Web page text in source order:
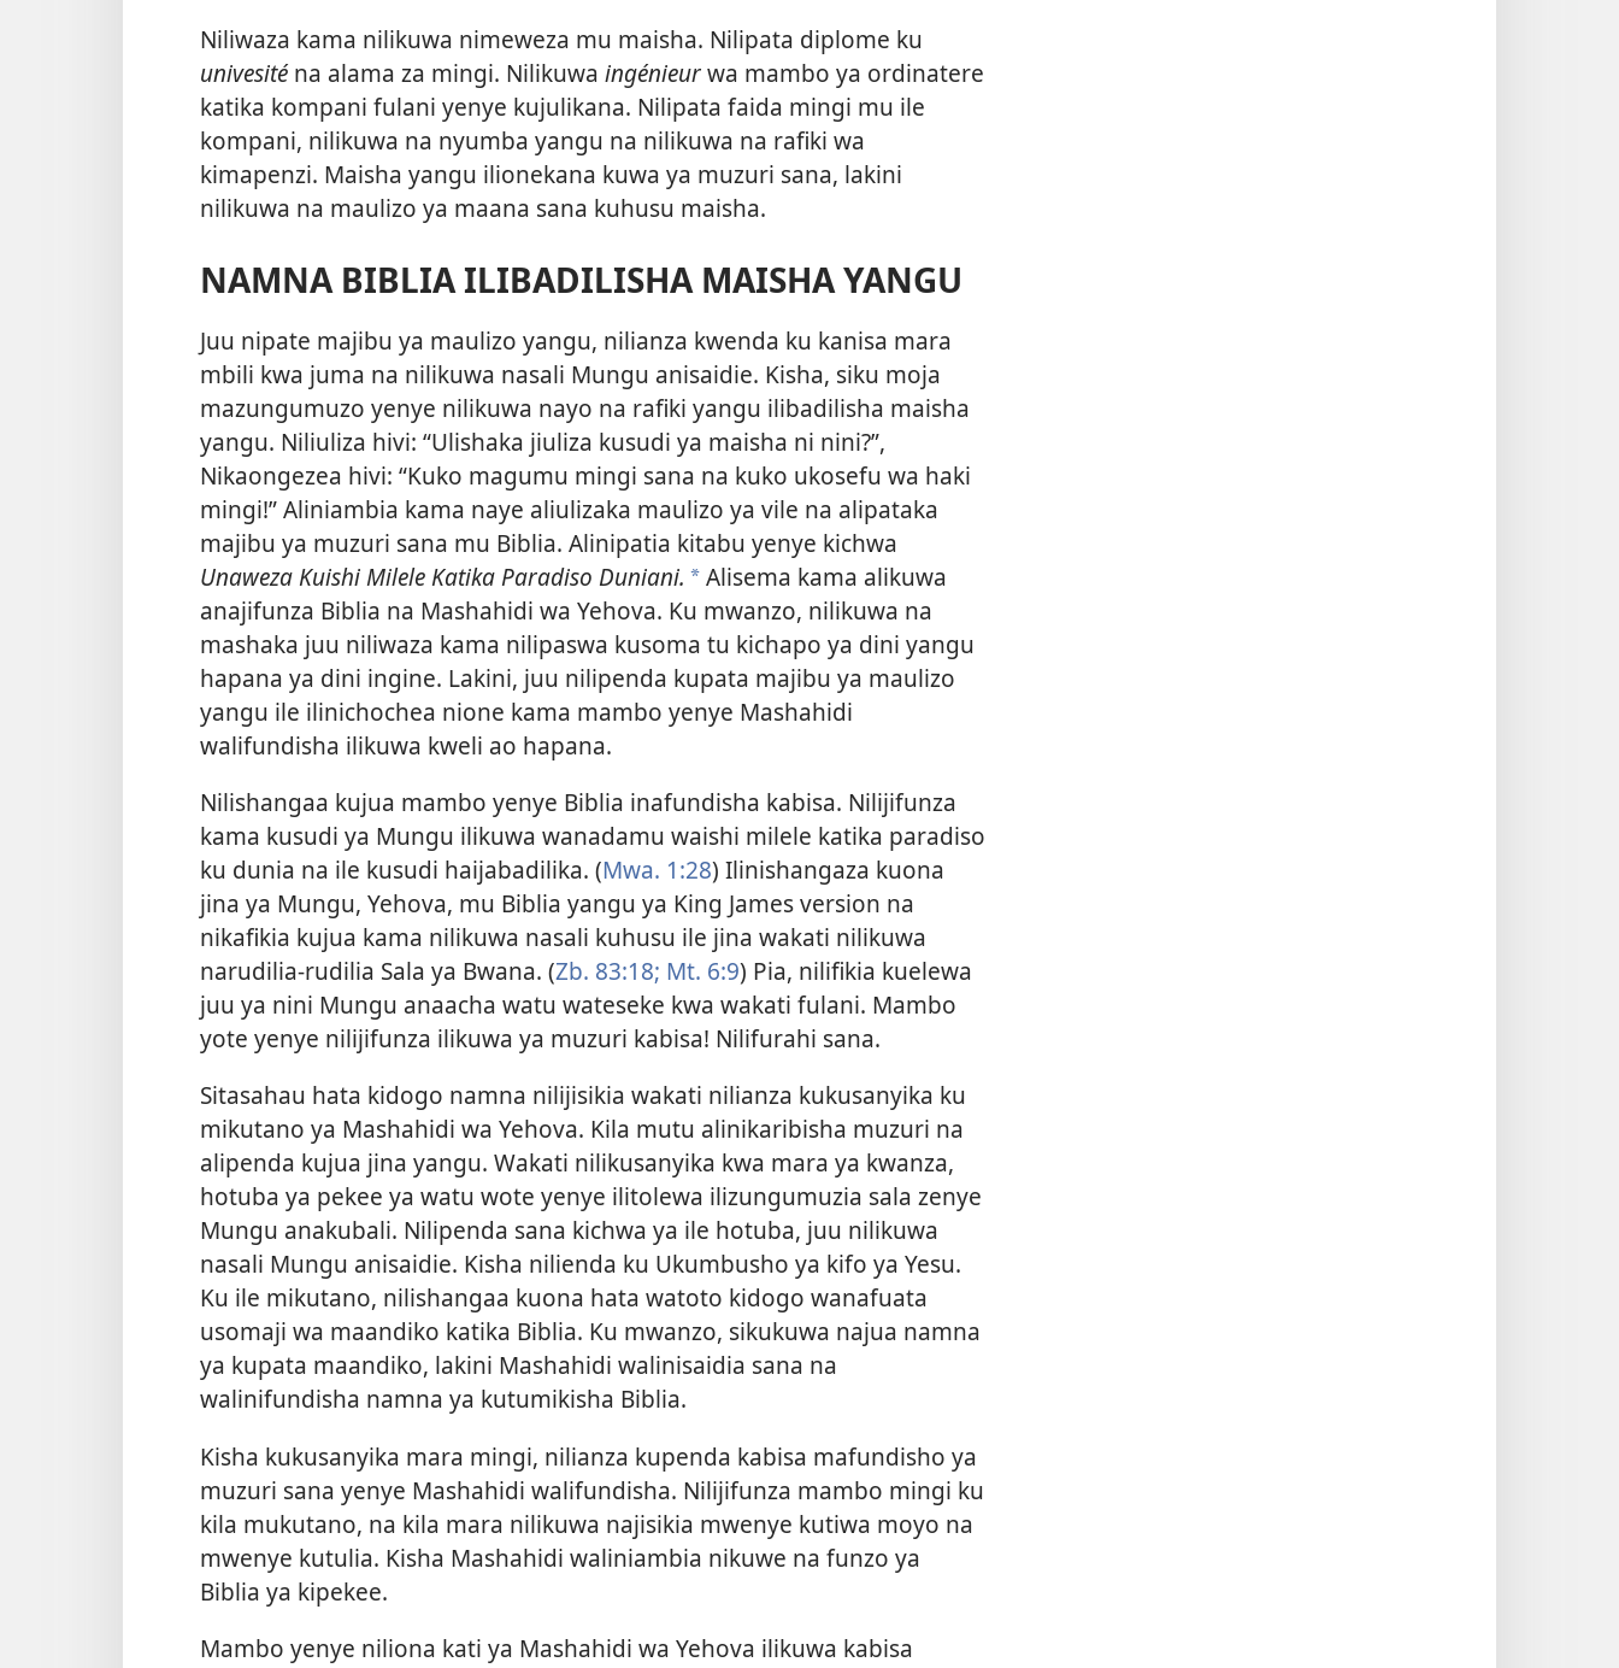
Niliwaza kama nilikuwa nimeweza mu maisha. Nilipata diplome ku
univesité na alama za mingi. Nilikuwa ingénieurwa mambo ya ordinatere
katika kompani fulani yenye kujulikana. Nilipata faida mingi mu ile
kompani, nilikuwa na nyumba yangu na nilikuwa na rafiki wa
kimapenzi. Maisha yangu ilionekana kuwa ya muzuri sana, lakini
nilikuwa na maulizo ya maana sana kuhusu maisha.
NAMNA BIBLIA ILIBADILISHA MAISHA YANGU
Juu nipate majibu ya maulizo yangu, nilianza kwenda ku kanisa mara
mbili kwa juma na nilikuwa nasali Mungu anisaidie. Kisha, siku moja
mazungumuzo yenye nilikuwa nayo na rafiki yangu ilibadilisha maisha
yangu. Niliuliza hivi: “Ulishaka jiuliza kusudi ya maisha ni nini?”,
Nikaongezea hivi: “Kuko magumu mingi sana na kuko ukosefu wa haki
mingi!” Aliniambia kama naye aliulizaka maulizo ya vile na alipataka
majibu ya muzuri sana mu Biblia. Alinipatia kitabu yenye kichwa
Unaweza Kuishi Milele Katika Paradiso Duniani. a Alisema kama alikuwa
anajifunza Biblia na Mashahidi wa Yehova. Ku mwanzo, nilikuwa na
mashaka juu niliwaza kama nilipaswa kusoma tu kichapo ya dini yangu
hapana ya dini ingine. Lakini, juu nilipenda kupata majibu ya maulizo
yangu ile ilinichochea nione kama mambo yenye Mashahidi
walifundisha ilikuwa kweli ao hapana.
Nilishangaa kujua mambo yenye Biblia inafundisha kabisa. Nilijifunza
kama kusudi ya Mungu ilikuwa wanadamu waishi milele katika paradiso
ku dunia na ile kusudi haijabadilika. (Mwa. 1:28) Ilinishangaza kuona
jina ya Mungu, Yehova, mu Biblia yangu ya King James version na
nikafikia kujua kama nilikuwa nasali kuhusu ile jina wakati nilikuwa
narudilia-rudilia Sala ya Bwana. (Zb. 83:18; Mt. 6:9) Pia, nilifikia kuelewa
juu ya nini Mungu anaacha watu wateseke kwa wakati fulani. Mambo
yote yenye nilijifunza ilikuwa ya muzuri kabisa! Nilifurahi sana.
Sitasahau hata kidogo namna nilijisikia wakati nilianza kukusanyika ku
mikutano ya Mashahidi wa Yehova. Kila mutu alinikaribisha muzuri na
alipenda kujua jina yangu. Wakati nilikusanyika kwa mara ya kwanza,
hotuba ya pekee ya watu wote yenye ilitolewa ilizungumuzia sala zenye
Mungu anakubali. Nilipenda sana kichwa ya ile hotuba, juu nilikuwa
nasali Mungu anisaidie. Kisha nilienda ku Ukumbusho ya kifo ya Yesu.
Ku ile mikutano, nilishangaa kuona hata watoto kidogo wanafuata
usomaji wa maandiko katika Biblia. Ku mwanzo, sikukuwa najua namna
ya kupata maandiko, lakini Mashahidi walinisaidia sana na
walinifundisha namna ya kutumikisha Biblia.
Kisha kukusanyika mara mingi, nilianza kupenda kabisa mafundisho ya
muzuri sana yenye Mashahidi walifundisha. Nilijifunza mambo mingi ku
kila mukutano, na kila mara nilikuwa najisikia mwenye kutiwa moyo na
mwenye kutulia. Kisha Mashahidi waliniambia nikuwe na funzo ya
Biblia ya kipekee.
Mambo yenye niliona kati ya Mashahidi wa Yehova ilikuwa kabisa